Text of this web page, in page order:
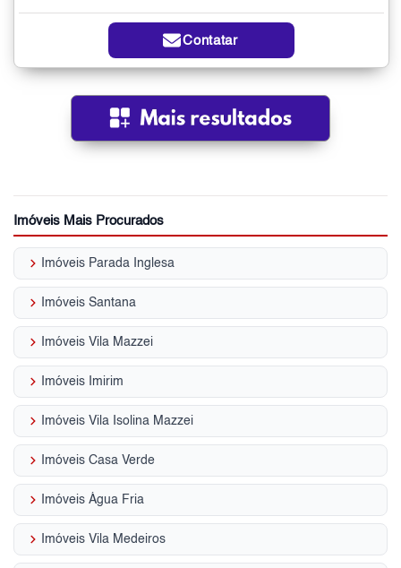
Contatar
Imóveis Mais Procurados
keyboard_arrow_right Imóveis Parada Inglesa
keyboard_arrow_right Imóveis Santana
keyboard_arrow_right Imóveis Vila Mazzei
keyboard_arrow_right Imóveis Imirim
keyboard_arrow_right Imóveis Vila Isolina Mazzei
keyboard_arrow_right Imóveis Casa Verde
keyboard_arrow_right Imóveis Água Fria
keyboard_arrow_right Imóveis Vila Medeiros